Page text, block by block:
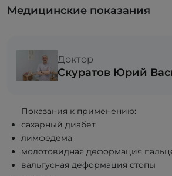
Медицинские показания
Доктор
Скуратов Юрий
Показания к применению:
сахарный диабет
лимфедема
молотовидная деформация
вальгусная деформация стопы